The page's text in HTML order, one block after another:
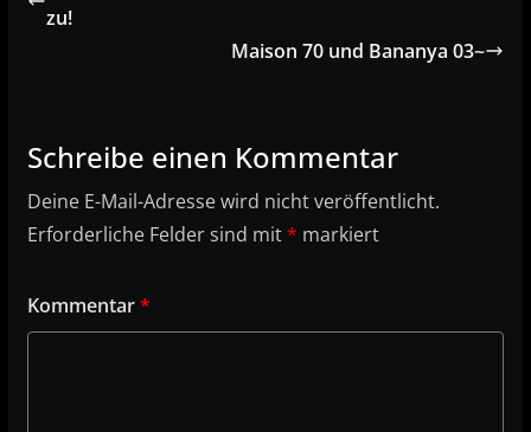
zu!
Maison 70 und Bananya 03~
Schreibe einen Kommentar
Deine E-Mail-Adresse wird nicht veröffentlicht.
Erforderliche Felder sind mit* markiert
Kommentar*